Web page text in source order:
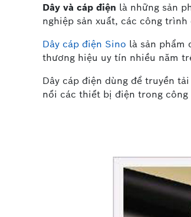
Dây và cáp điện là những sản
nghiệp sản xuất, các công
Dây cáp điện Sino là sản phẩm
thương hiệu uy tín nhiều năm
Dây cáp điện dùng để truyền
nối các thiết bị điện trong công